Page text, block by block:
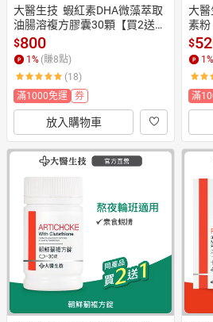
大醫生技  蝦紅素DHA微藻萃取
油腸溶複方膠囊30顆【買2送
1】素食魚油/DHA+EPA
$800
1 % (賺8點)
(18)
滿1000免運
券
放入購物車
大醫
素粉
消化
$
1 %
滿